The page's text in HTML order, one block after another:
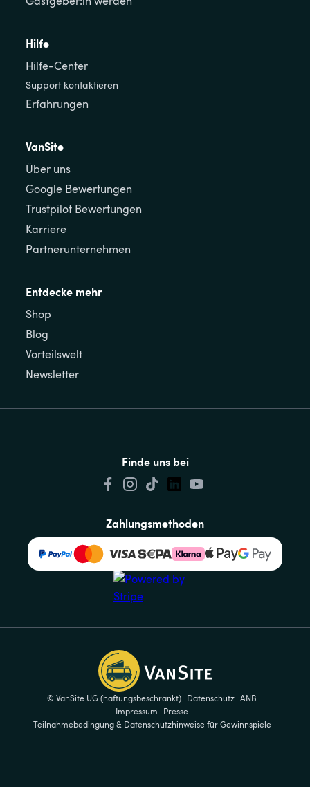
Hilfe
Hilfe-Center
Support kontaktieren
Erfahrungen
VanSite
Über uns
Google Bewertungen
Trustpilot Bewertungen
Karriere
Partnerunternehmen
Entdecke mehr
Shop
Blog
Vorteilswelt
Newsletter
Finde uns bei
Zahlungsmethoden
© VanSite UG (haftungsbeschränkt) Datenschutz ANB
Impressum
Presse
Teilnahmebedingung & Datenschutzhinweise für Gewinnspiele